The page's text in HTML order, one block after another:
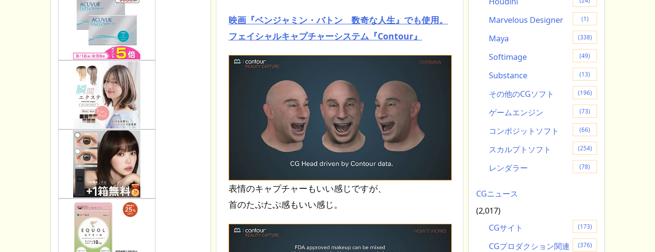
映画『ベンジャミン・バトン 数奇な人生』でも使用。
フェイシャルキャプチャーシステム『Contour』
表情のキャプチャーもいい感じですが、
首のたぷたぷ感もいい感じ。
Marvelous Designer (1)
Maya (338)
Softimage (49)
Substance (13)
その他のCGソフト (196)
ゲームエンジン (73)
コンポジットソフト (66)
スカルプトソフト (254)
レンダラー (78)
CGニュース
(2,017)
CGサイト
(173)
CGプロダクション関連 (376)